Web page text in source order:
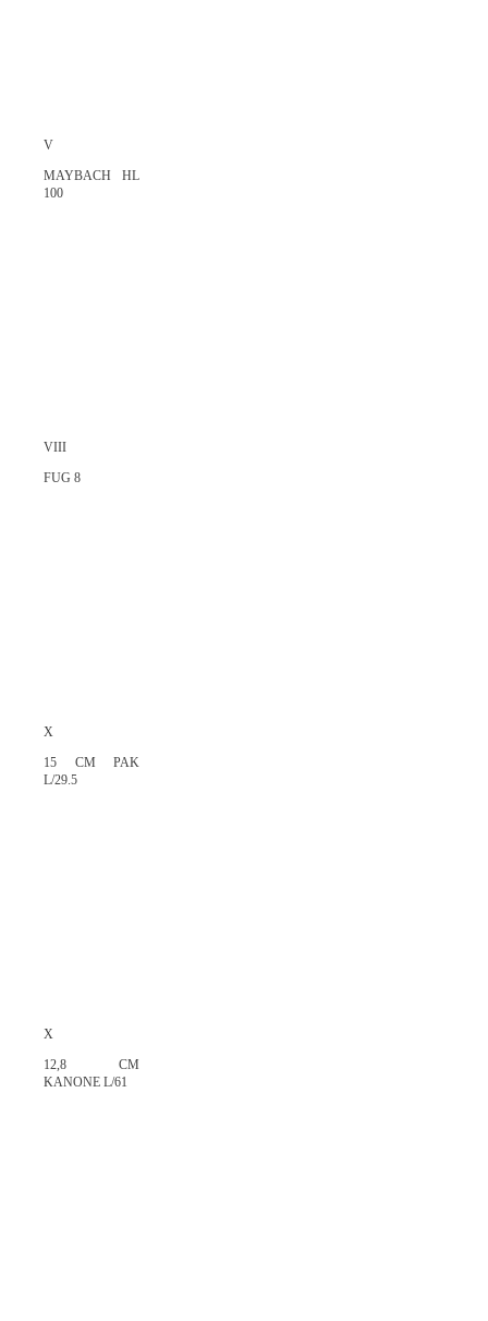
V
MAYBACH HL
100
VIII
FUG 8
X
15 CM PAK
L/29.5
X
12,8 CM
KANONE L/61